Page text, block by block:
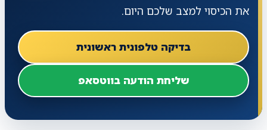
את הכיסוי למצב שלכם היום.
בדיקה טלפונית ראשונית
שליחת הודעה בווטסאפ